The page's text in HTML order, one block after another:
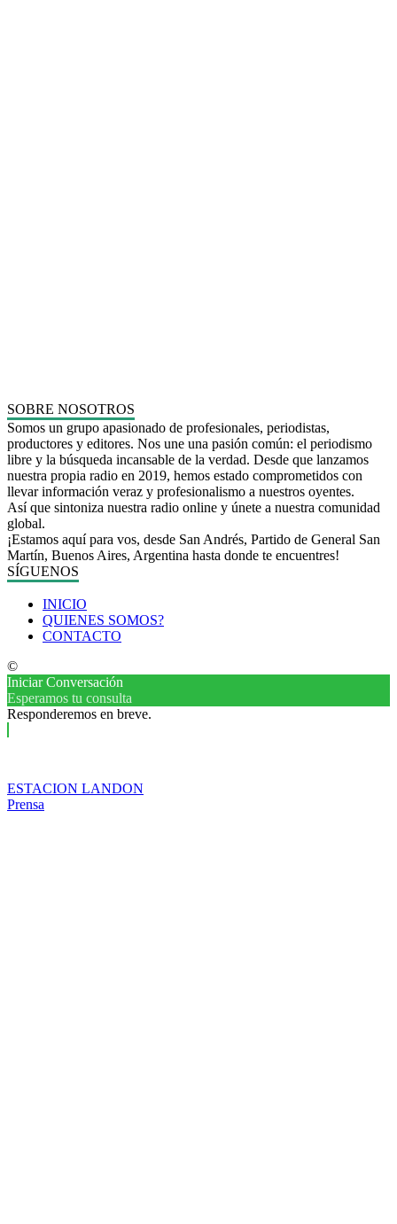
SOBRE NOSOTROS
Somos un grupo apasionado de profesionales, periodistas,
productores y editores. Nos une una pasión común: el periodismo
libre y la búsqueda incansable de la verdad. Desde que lanzamos
nuestra propia radio en 2019, hemos estado comprometidos con
llevar información veraz y profesionalismo a nuestros oyentes.
Así que sintoniza nuestra radio online y únete a nuestra comunidad
global.
¡Estamos aquí para vos, desde San Andrés, Partido de General San
Martín, Buenos Aires, Argentina hasta donde te encuentres!
SÍGUENOS
INICIO
QUIENES SOMOS?
CONTACTO
©
Iniciar Conversación
Esperamos tu consulta
Responderemos en breve.
ESTACION LANDON
Prensa